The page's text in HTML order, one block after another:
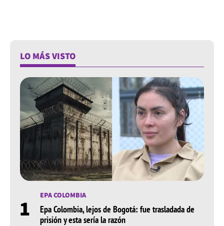
LO MÁS VISTO
1 EPA COLOMBIA
Epa Colombia, lejos de Bogotá: fue trasladada de
prisión y esta sería la razón